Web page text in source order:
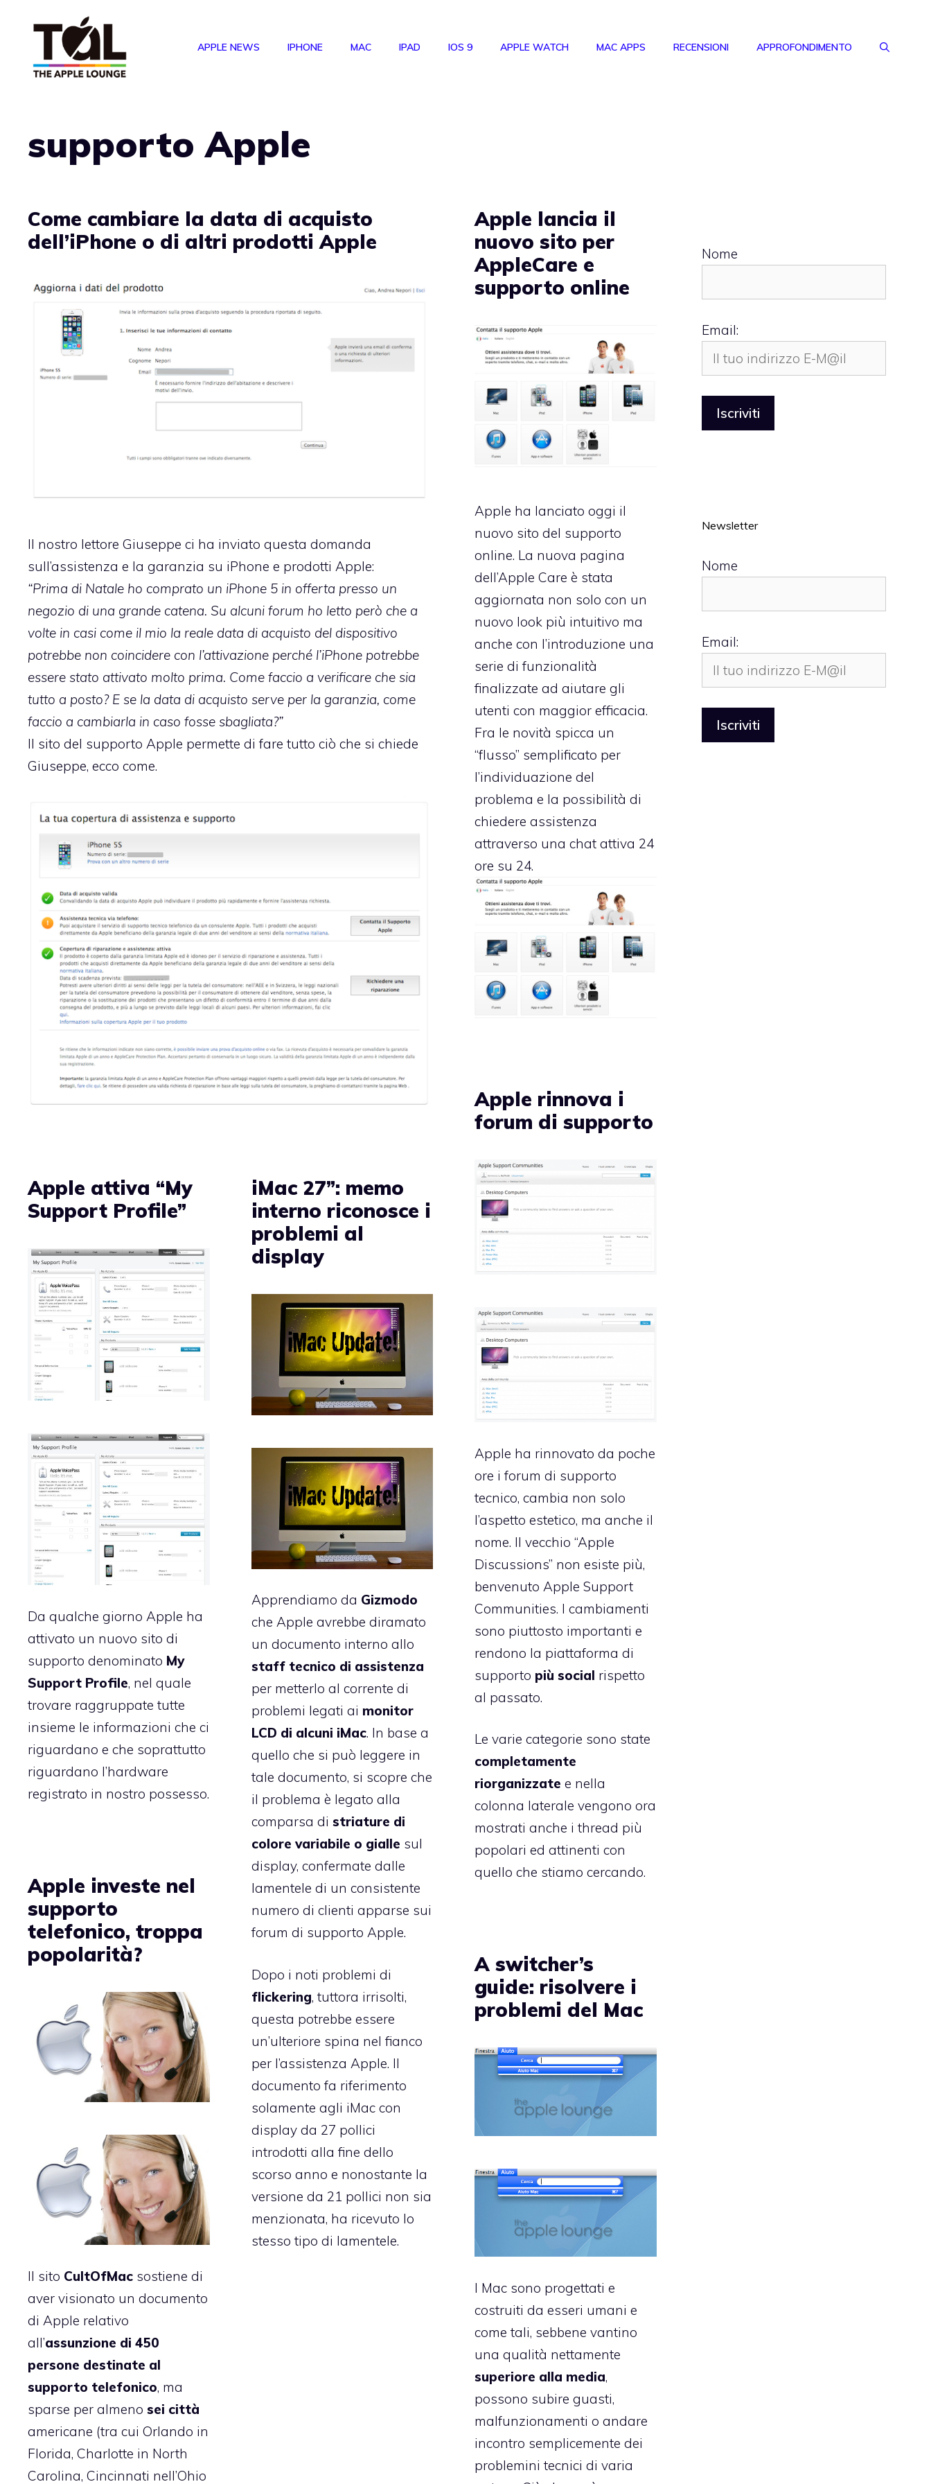
APPLE NEWS IPHONE MAC IPAD IOS 9 APPLE WATCH MAC APPS RECENSIONI APPROFONDIMENTO
supporto Apple
Come cambiare la data di acquisto
dell’iPhone o di altri prodotti Apple
Il nostro lettore Giuseppe ci ha inviato questa domanda
sull’assistenza e la garanzia su iPhone e prodotti Apple:
“Prima di Natale ho comprato un iPhone 5 in offerta presso un
negozio di una grande catena. Su alcuni forum ho letto però che a
volte in casi come il mio la reale data di acquisto del dispositivo
potrebbe non coincidere con l’attivazione perché l’iPhone potrebbe
essere stato attivato molto prima. Come faccio a verificare che sia
tutto a posto? E se la data di acquisto serve per la garanzia, come
faccio a cambiarla in caso fosse sbagliata?”
Il sito del supporto Apple permette di fare tutto ciò che si chiede
Giuseppe, ecco come.
Apple lancia il
nuovo sito per
AppleCare e
supporto online
Apple ha lanciato oggi il
nuovo sito del supporto
online. La nuova pagina
dell’Apple Care è stata
aggiornata non solo con un
nuovo look più intuitivo ma
anche con l’introduzione una
serie di funzionalità
finalizzate ad aiutare gli
utenti con maggior efficacia.
Fra le novità spicca un
“flusso” semplificato per
l’individuazione del
problema e la possibilità di
chiedere assistenza
attraverso una chat attiva 24
ore su 24.
Apple rinnova i
forum di supporto
Apple ha rinnovato da poche
ore i forum di supporto
tecnico, cambia non solo
l’aspetto estetico, ma anche il
nome. Il vecchio “Apple
Discussions” non esiste più,
benvenutoApple Support
Communities. I cambiamenti
sono piuttosto importanti e
rendono la piattaforma di
supporto più social rispetto
al passato.
Le varie categorie sono state
completamente
riorganizzatee nella
colonna laterale vengono ora
mostrati anche i thread più
popolari ed attinenti con
quello che stiamo cercando.
Apple attiva “My
Support Profile”
Da qualche giorno Apple ha
attivato un nuovo sito di
supporto denominato My
Support Profile, nel quale
trovare raggruppate tutte
insieme le informazioni che ci
riguardano e che soprattutto
riguardano l’hardware
registrato in nostro possesso.
iMac 27”: memo
interno riconosce i
problemi al
display
Apprendiamo da Gizmodo
che Apple avrebbe diramato
un documento interno allo
staff tecnico di assistenza
per metterlo al corrente di
problemi legati ai monitor
LCD di alcuni iMac. In base a
quello che si può leggere in
tale documento, si scopre che
il problema è legato alla
comparsa di striature di
colore variabile o gialle sul
display, confermate dalle
lamentele di un consistente
numero di clienti apparse sui
forum di supporto Apple.
Dopo i noti problemi di
flickering, tuttora irrisolti,
questa potrebbe essere
un’ulteriore spina nel fianco
per l’assistenza Apple. Il
documento fa riferimento
solamente agli iMac con
display da 27 pollici
introdotti alla fine dello
scorso anno e nonostante la
versione da 21 pollici non sia
menzionata, ha ricevuto lo
stesso tipo di lamentele.
Apple investe nel
supporto
telefonico, troppa
popolarità?
Il sito CultOfMac sostiene di
aver visionato un documento
di Apple relativo
all’assunzione di 450
persone destinate al
supporto telefonico, ma
sparse per almeno sei città
americane (tra cui Orlando in
Florida, Charlotte in North
Carolina, Cincinnati nell’Ohio
A switcher’s
guide: risolvere i
problemi del Mac
I Mac sono progettati e
costruiti da esseri umani e
come tali, sebbene vantino
una qualità nettamente
superiore alla media,
possono subire guasti,
malfunzionamenti o andare
incontro semplicemente dei
problemini tecnici di varia
Nome
Email:
Newsletter
Nome
Email: